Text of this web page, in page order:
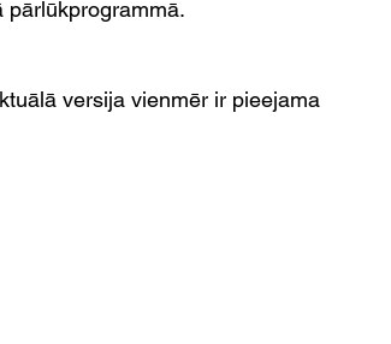
pārlūkprogrammā.
versija vienmēr ir pieejama